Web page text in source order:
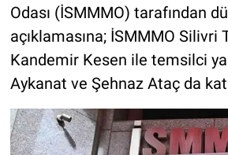
Odası (İSMMMO) tarafından
açıklamasına; İSMMMO
Kandemir Kesen ile temsilci
Aykanat ve Şehnaz Ataç da